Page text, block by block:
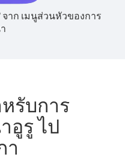
จาก เมนูส่วนหัวของการ
รับการ
อูรู ไป
า